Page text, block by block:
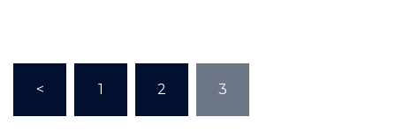
の
< 1 2 3